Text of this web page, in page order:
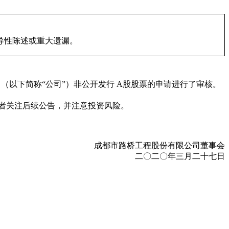
陈述或重大遗漏。
以下简称“公司”）非公开发行 A股股票的申请进行了审核。
注后续公告，并注意投资风险。
成都市路桥工程股份有限公司董事会
二〇二〇年三月二十七日